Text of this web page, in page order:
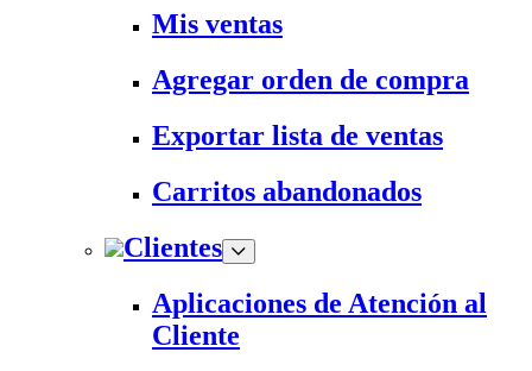
Mis ventas
Agregar orden de compra
Exportar lista de ventas
Carritos abandonados
Clientes
Aplicaciones de Atención al
Cliente